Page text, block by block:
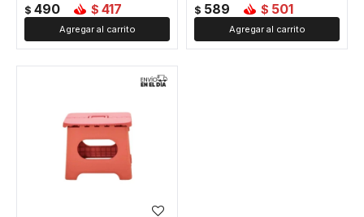
$ 490 $ 417 $ 589 $ 501